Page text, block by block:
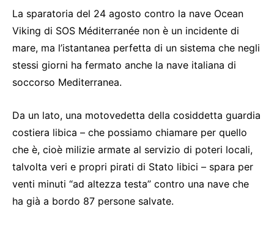
La sparatoria del 24 agosto contro la nave Ocean
Viking di SOS Méditerranée non è un incidente di
mare, ma l’istantanea perfetta di un sistema che negli
stessi giorni ha fermato anche la nave italiana di
soccorso Mediterranea.
Da un lato, una motovedetta della cosiddetta guardia
costiera libica – che possiamo chiamare per quello
che è, cioè milizie armate al servizio di poteri locali,
talvolta veri e propri pirati di Stato libici – spara per
venti minuti “ad altezza testa” contro una nave che
ha già a bordo 87 persone salvate.